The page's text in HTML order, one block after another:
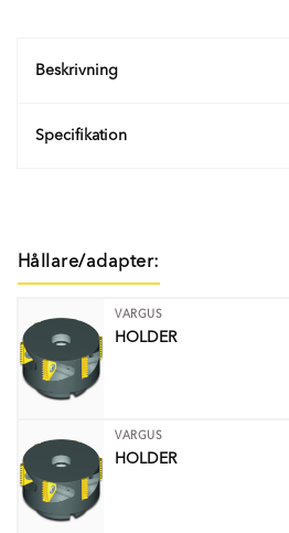
Beskrivning
Specifikation
Hållare/adapter:
VARGUS
HOLDER
VARGUS
HOLDER